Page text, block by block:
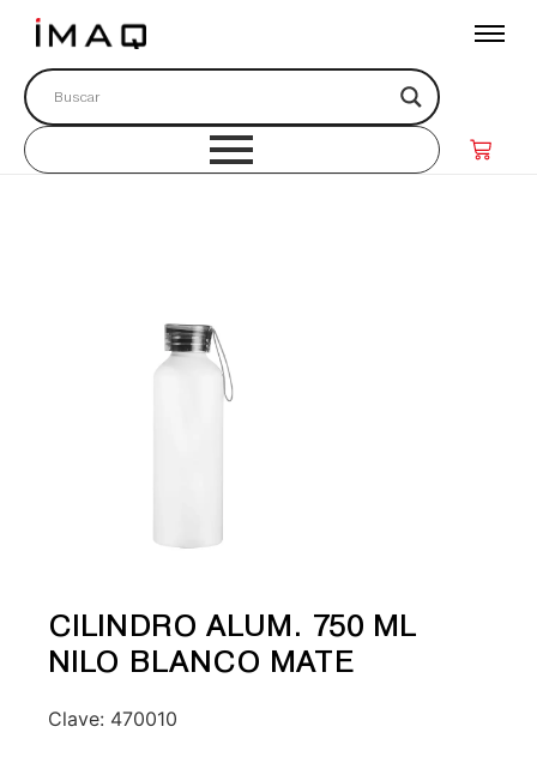
CILINDRO ALUM. 750 ML
NILO BLANCO MATE
Clave: 470010